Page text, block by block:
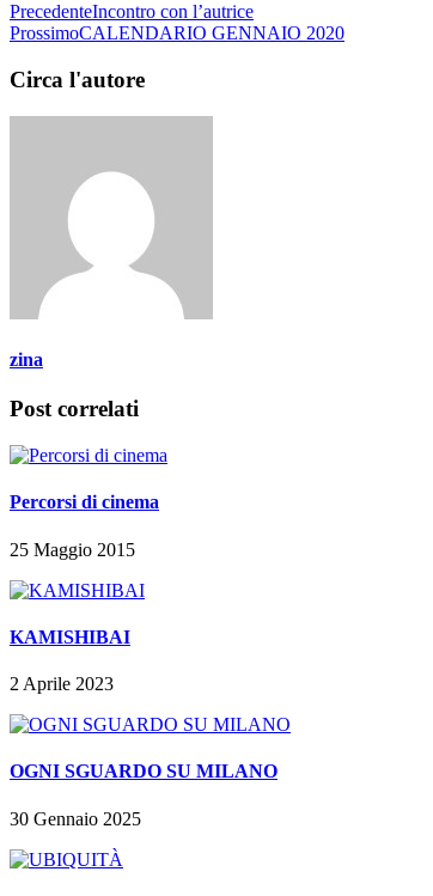
PrecedenteIncontro con l’autrice
ProssimoCALENDARIO GENNAIO 2020
Circa l'autore
zina
Post correlati
Percorsi di cinema
25 Maggio 2015
KAMISHIBAI
2 Aprile 2023
OGNI SGUARDO SU MILANO
30 Gennaio 2025